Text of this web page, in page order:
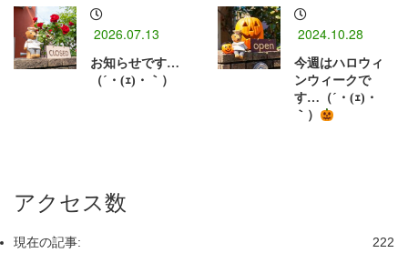
2026.07.13
お知らせです…
（´・(ｪ)・｀）
2024.10.28
今週はハロウィ
ンウィークで
す…（´・(ｪ)・
｀）
アクセス数
222
現在の記事: